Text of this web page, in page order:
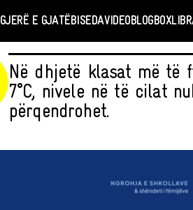
GJERË E GJATËBISEDAVIDEOBLOGBOX
Në dhjetë klasat më të
7°C, nivele në të cilat
përqendrohet.